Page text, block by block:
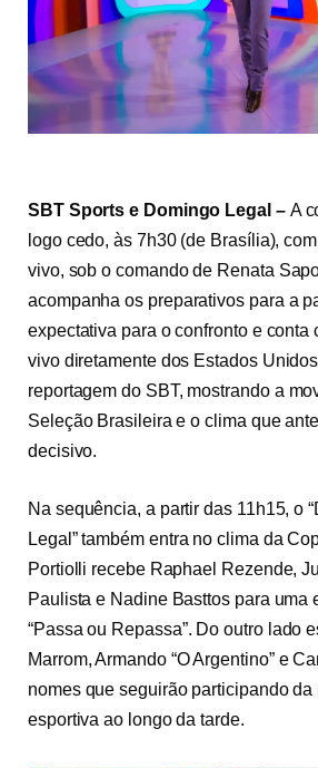
SBT Sports e Domingo Legal – A
logo cedo, às 7h30 (de Brasília),
vivo, sob o comando de Renata
acompanha os preparativos para a
expectativa para o confronto e conta
vivo diretamente dos Estados
reportagem do SBT, mostrando a
Seleção Brasileira e o clima que
decisivo.
Na sequência, a partir das 11h15, o
Legal” também entra no clima da
Portiolli recebe Raphael Rezende,
Paulista e Nadine Basttos para uma
“Passa ou Repassa”. Do outro lado
Marrom, Armando “O Argentino” e
nomes que seguirão participando da
esportiva ao longo da tarde.